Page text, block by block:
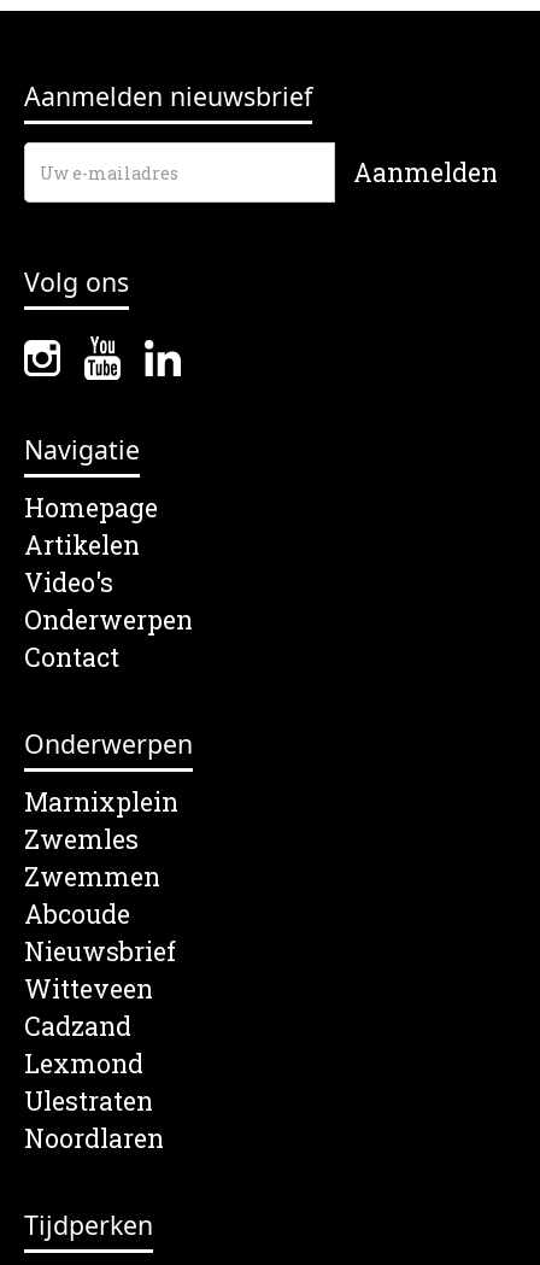
Aanmelden nieuwsbrief
Volg ons
Navigatie
Homepage
Artikelen
Video's
Onderwerpen
Contact
Onderwerpen
Marnixplein
Zwemles
Zwemmen
Abcoude
Nieuwsbrief
Witteveen
Cadzand
Lexmond
Ulestraten
Noordlaren
Tijdperken